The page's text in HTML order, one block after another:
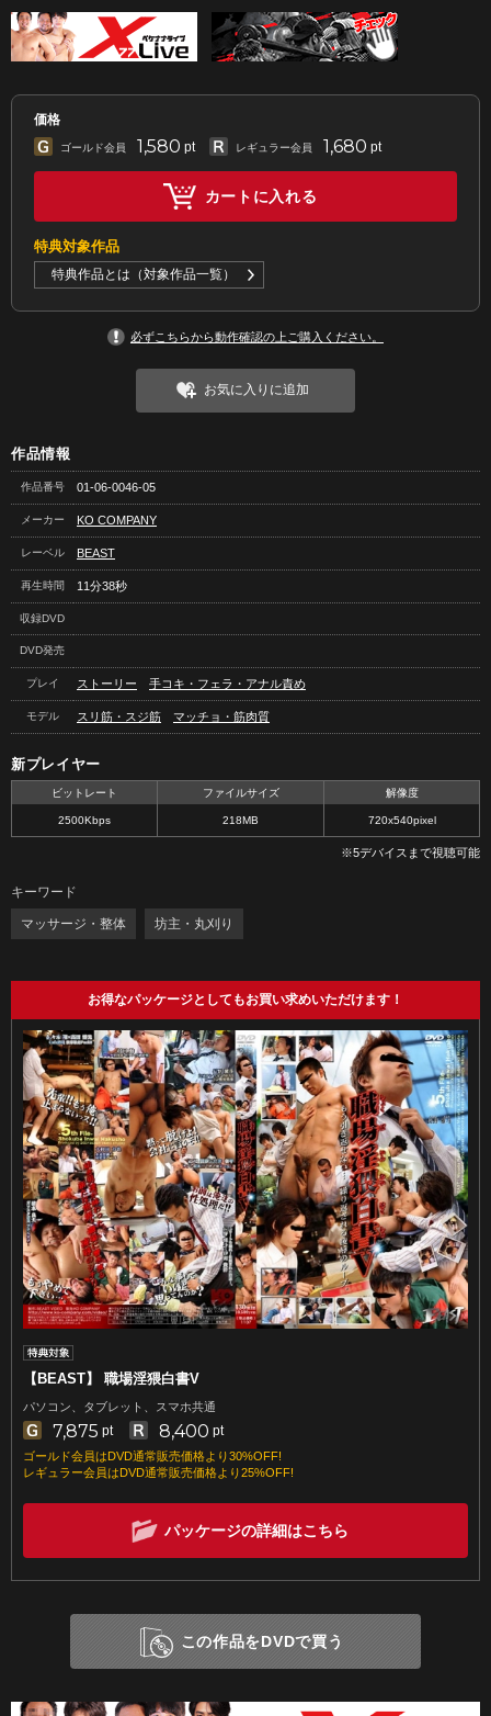
価格
ゴールド会員 1,580 pt レギュラー会員 1,680 pt
カートに入れる
特典対象作品
特典作品とは（対象作品一覧）
必ずこちらから動作確認の上ご購入ください。
お気に入りに追加
作品情報
作品番号 01-06-0046-05
メーカー KO COMPANY
レーベル BEAST
再生時間 11分38秒
収録DVD
DVD発売
プレイ ストーリー 手コキ・フェラ・アナル責め
モデル スリ筋・スジ筋 マッチョ・筋肉質
新プレイヤー
ビットレート ファイルサイズ 解像度
2500Kbps 218MB 720x540pixel
※5デバイスまで視聴可能
キーワード
マッサージ・整体 坊主・丸刈り
お得なパッケージとしてもお買い求めいただけます！
【BEAST】 職場淫猥白書V
パソコン、タブレット、スマホ共通
7,875 pt 8,400 pt
ゴールド会員はDVD通常販売価格より30%OFF!
レギュラー会員はDVD通常販売価格より25%OFF!
パッケージの詳細はこちら
この作品をDVDで買う